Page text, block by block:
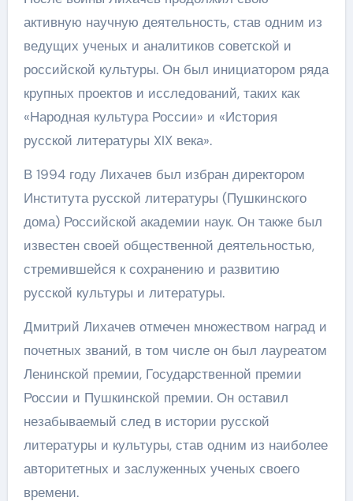
активную научную деятельность, став одним из
ведущих ученых и аналитиков советской и
российской культуры. Он был инициатором ряда
крупных проектов и исследований, таких как
«Народная культура России» и «История
русской литературы XIX века».
В 1994 году Лихачев был избран директором
Института русской литературы (Пушкинского
дома) Российской академии наук. Он также был
известен своей общественной деятельностью,
стремившейся к сохранению и развитию
русской культуры и литературы.
Дмитрий Лихачев отмечен множеством наград и
почетных званий, в том числе он был лауреатом
Ленинской премии, Государственной премии
России и Пушкинской премии. Он оставил
незабываемый след в истории русской
литературы и культуры, став одним из наиболее
авторитетных и заслуженных ученых своего
времени.